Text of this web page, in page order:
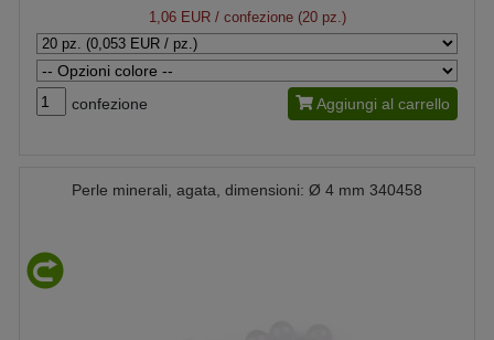
1,06 EUR/ confezione (20 pz.)
confezione Aggiungi al carrello
Perle minerali, agata, dimensioni: Ø 4 mm 340458